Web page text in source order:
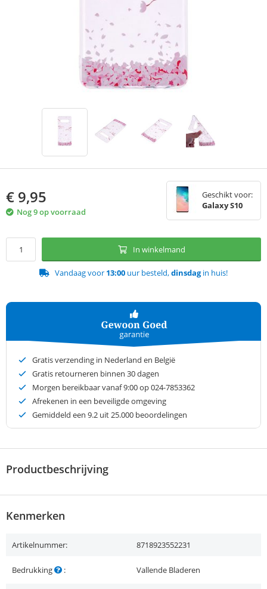
€ 9,95
Nog 9 op voorraad
Geschikt voor:
Galaxy S10
In winkelmand
Vandaag voor 13:00 uur besteld,dinsdagin huis!
Gratis verzending in Nederland en België
Gratis retourneren binnen 30 dagen
Morgen bereikbaar vanaf 9:00 op 024-7853362
Afrekenen in een beveiligde omgeving
Gemiddeld een 9.2 uit 25.000 beoordelingen
Productbeschrijving
Kenmerken
Artikelnummer: 8718923552231
Bedrukking : Vallende Bladeren